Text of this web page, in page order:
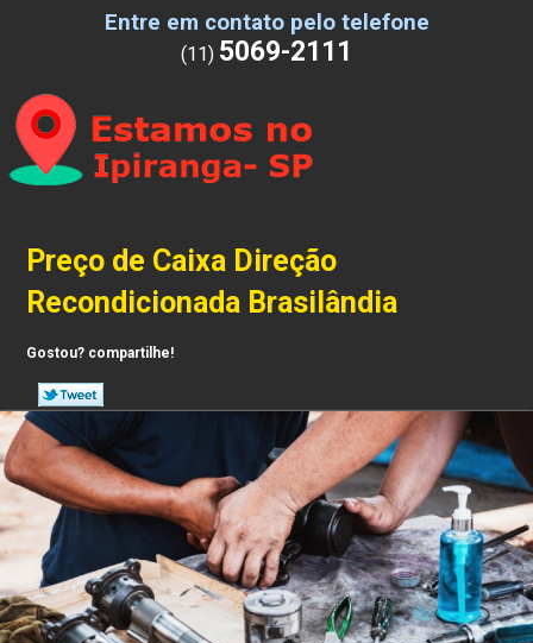
Entre em contato pelo telefone
(11) 5069-2111
Preço de Caixa Direção
Recondicionada Brasilândia
Gostou? compartilhe!